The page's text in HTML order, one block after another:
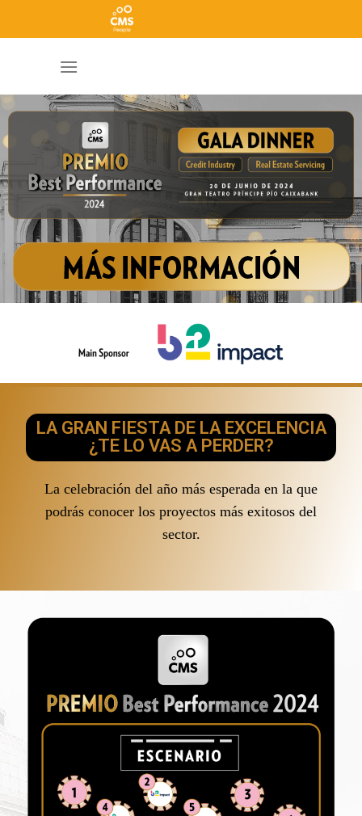
LA GRAN FIESTA DE LA EXCELENCIA
¿TE LO VAS A PERDER?
La celebración del año más esperada en la que
podrás conocer los proyectos más exitosos del
sector.